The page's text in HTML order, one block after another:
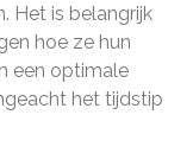
Het is belangrijk
hoe ze hun
een optimale
het tijdstip